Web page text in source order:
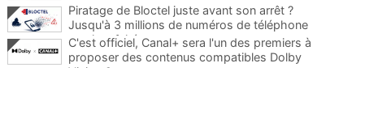
Piratage de Bloctel juste avant son arrêt ?
Jusqu'à 3 millions de numéros de téléphone
auraient fuité
C'est officiel, Canal+ sera l'un des premiers à
proposer des contenus compatibles Dolby
Vision 2